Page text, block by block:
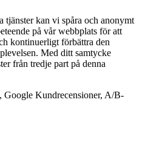
tjänster kan vi spåra och anonymt
på vår webbplats för att
kontinuerligt förbättra den
Med ditt samtycke
från tredje part på denna
Kundrecensioner, A/B-